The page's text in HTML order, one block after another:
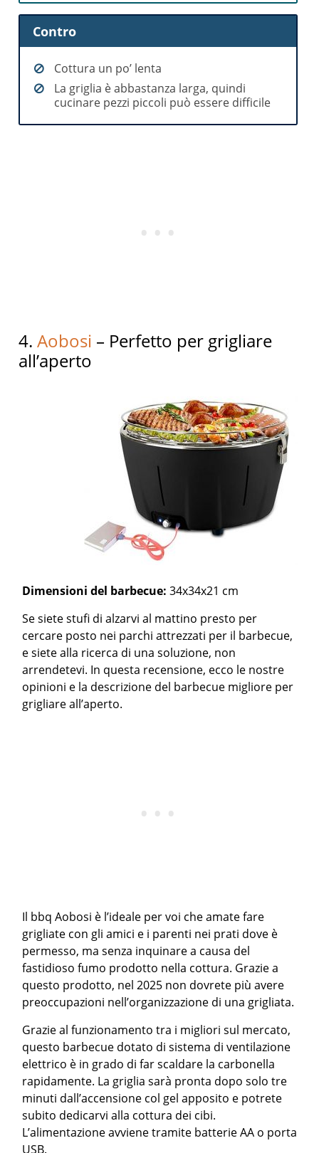
Contro
Cottura un po’ lenta
La griglia è abbastanza larga, quindi
cucinare pezzi piccoli può essere difficile
4.Aobosi – Perfetto per grigliare
all’aperto
Dimensioni del barbecue:34x34x21 cm
Se siete stufi di alzarvi al mattino presto per
cercare posto nei parchi attrezzati per il barbecue,
e siete alla ricerca di una soluzione, non
arrendetevi. In questa recensione, ecco le nostre
opinioni e la descrizione del barbecue migliore per
grigliare all’aperto.
Il bbq Aobosi è l’ideale per voi che amate fare
grigliate con gli amici e i parenti nei prati dove è
permesso, ma senza inquinare a causa del
fastidioso fumo prodotto nella cottura. Grazie a
questo prodotto, nel 2025 non dovrete più avere
preoccupazioni nell’organizzazione di una grigliata.
Grazie al funzionamento tra i migliori sul mercato,
questo barbecue dotato di sistema di ventilazione
elettrico è in grado di far scaldare la carbonella
rapidamente. La griglia sarà pronta dopo solo tre
minuti dall’accensione col gel apposito e potrete
subito dedicarvi alla cottura dei cibi.
L’alimentazione avviene tramite batterie AA o porta
USB.